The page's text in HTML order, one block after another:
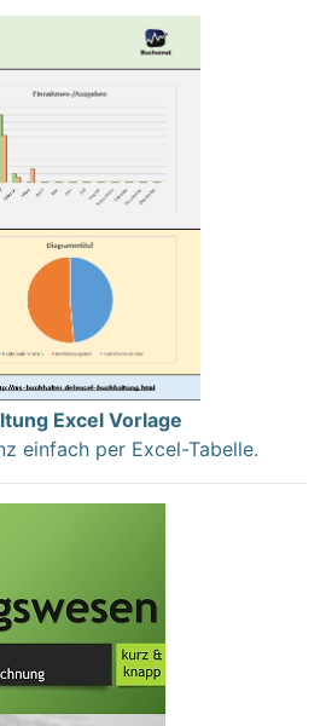
Excel Vorlage
einfach per Excel-Tabelle.